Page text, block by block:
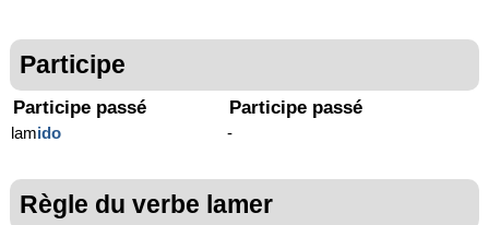
Participe
Participe passé
lamido
Participe passé
-
Règle du verbe lamer